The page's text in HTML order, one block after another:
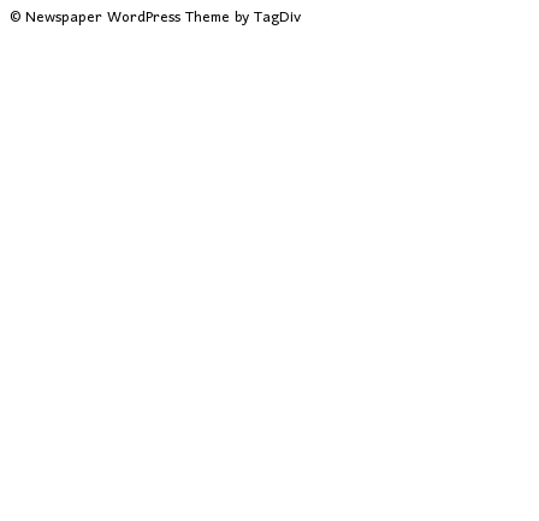
© Newspaper WordPress Theme by TagDiv